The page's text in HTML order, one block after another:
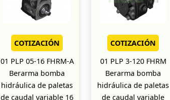
COTIZACIÓN
01 PLP 05-16 FHRM-A
Berarma bomba
hidráulica de paletas
de caudal variable 16
COTIZACIÓN
01 PLP 3-120 FHRM
Berarma bomba
hidráulica de paletas
de caudal variable